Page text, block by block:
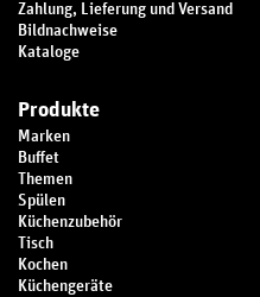
Zahlung, Lieferung und Versand
Bildnachweise
Kataloge
Produkte
Marken
Buffet
Themen
Spülen
Küchenzubehör
Tisch
Kochen
Küchengeräte